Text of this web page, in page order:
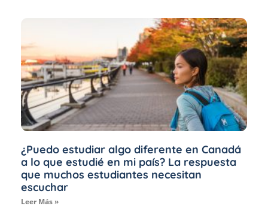
¿Puedo estudiar algo diferente en Canadá
a lo que estudié en mi país? La respuesta
que muchos estudiantes necesitan
escuchar
Leer Más »